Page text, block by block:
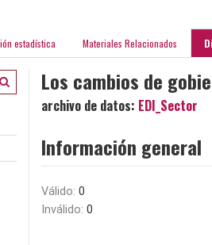
estadística Materiales Relacionados
Los cambios de
archivo de datos: EDI_Sector
Información general
Válido: 0
Inválido: 0